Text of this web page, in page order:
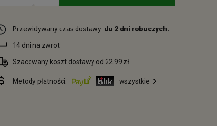
Przewidywany czas dostawy: do 2 dni roboczych.
14 dni na zwrot
Szacowany koszt dostawy od 22.99 zł
Metody płatności: wszystkie